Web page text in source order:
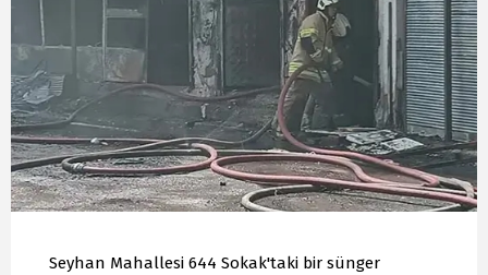
Seyhan Mahallesi 644 Sokak'taki bir sünger